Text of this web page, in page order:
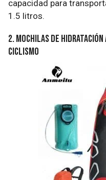
capacidad para
1.5 litros.
2. Mochilas de
ciclismo